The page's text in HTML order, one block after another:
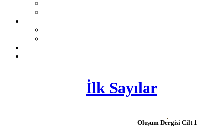
İlk Sayılar
Oluşum Dergisi Cilt 1